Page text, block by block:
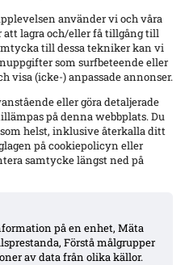
använder vi och våra
att lagra och/eller få tillgång till
till dessa tekniker kan vi
som surfbeteende eller
visa (icke-) anpassade annonser.
eller göra detaljerade
på denna webbplats. Du
helst, inklusive återkalla ditt
på cookiepolicyn eller
samtycke längst ned på
på en enhet, Mäta
Förstå målgrupper
av data från olika källor.
hyllas inför returen
– Tromsø 5–0 borta mot CFR Cluj i
Sander Finjord Ringberg – 15
i Hönefoss, kontrakt till juni 2031